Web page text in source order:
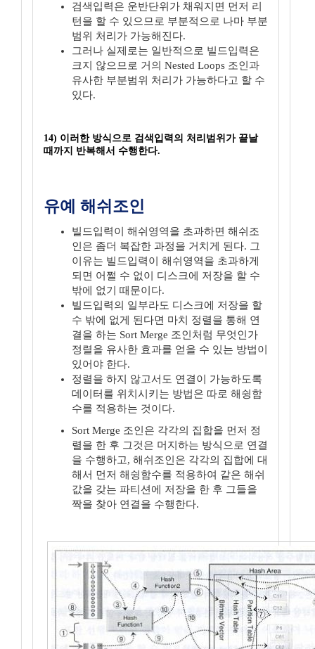
검색입력은 운반단위가 채워지면 먼저 리
턴을 할 수 있으므로 부분적으로 나마 부분
범위 처리가 가능해진다.
그러나 실제로는 일반적으로 빌드입력은
크지 않으므로 거의 Nested Loops 조인과
유사한 부분범위 처리가 가능하다고 할 수
있다.
14) 이러한 방식으로 검색입력의 처리범위가 끝날
때까지 반복해서 수행한다.
유예 해쉬조인
빌드입력이 해쉬영역을 초과하면 해쉬조
인은 좀더 복잡한 과정을 거치게 된다. 그
이유는 빌드입력이 해쉬영역을 초과하게
되면 어쩔 수 없이 디스크에 저장을 할 수
밖에 없기 때문이다.
빌드입력의 일부라도 디스크에 저장을 할
수 밖에 없게 된다면 마치 정렬을 통해 연
결을 하는 Sort Merge 조인처럼 무엇인가
정렬을 유사한 효과를 얻을 수 있는 방법이
있어야 한다.
정렬을 하지 않고서도 연결이 가능하도록
데이터를 위치시키는 방법은 따로 해슁함
수를 적용하는 것이다.
Sort Merge 조인은 각각의 집합을 먼저 정
렬을 한 후 그것은 머지하는 방식으로 연결
을 수행하고, 해쉬조인은 각각의 집합에 대
해서 먼저 해슁함수를 적용하여 같은 해쉬
값을 갖는 파티션에 저장을 한 후 그들을
짝을 찾아 연결을 수행한다.